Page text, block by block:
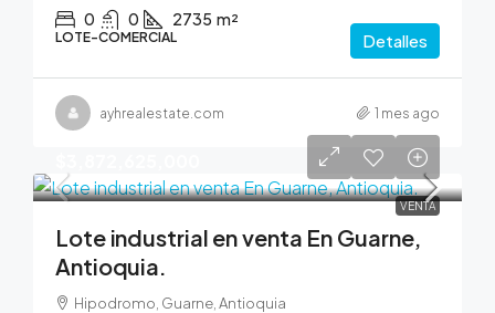
0 0 2735 m²
LOTE-COMERCIAL Detalles
ayhrealestate.com 1 mes ago
VENTA
Lote industrial en venta En Guarne,
Antioquia.
Hipodromo, Guarne, Antioquia